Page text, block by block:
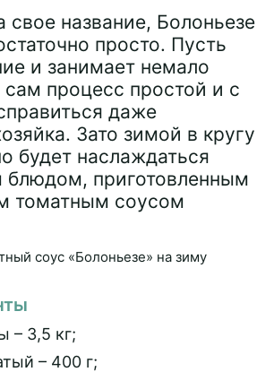
свое название, Болоньезе
просто. Пусть
и занимает немало
процесс простой и с
даже
Зато зимой в кругу
будет наслаждаться
блюдом, приготовленным
томатным соусом
– 3,5 кг;
– 400 г;